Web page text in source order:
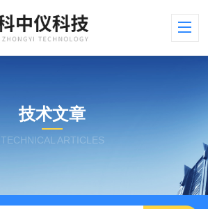
技术文章
TECHNICAL ARTICLES